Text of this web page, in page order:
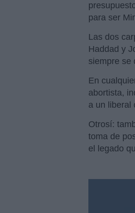
para ser
Las dos
Haddad y
siempre se
En
abortista,
a un liberal
Otrosí:
toma de
el legado